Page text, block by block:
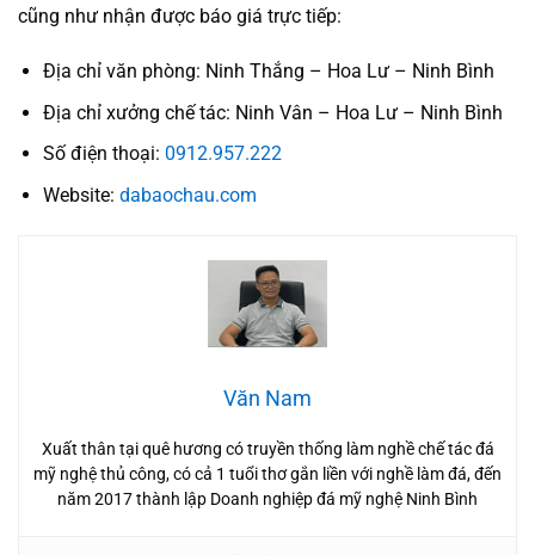
cũng như nhận được báo giá trực tiếp:
Địa chỉ văn phòng: Ninh Thắng – Hoa Lư – Ninh Bình
Địa chỉ xưởng chế tác: Ninh Vân – Hoa Lư – Ninh Bình
Số điện thoại: 0912.957.222
Website: dabaochau.com
Văn Nam
Xuất thân tại quê hương có truyền thống làm nghề chế tác đá
mỹ nghệ thủ công, có cả 1 tuổi thơ gắn liền với nghề làm đá, đến
năm 2017 thành lập Doanh nghiệp đá mỹ nghệ Ninh Bình